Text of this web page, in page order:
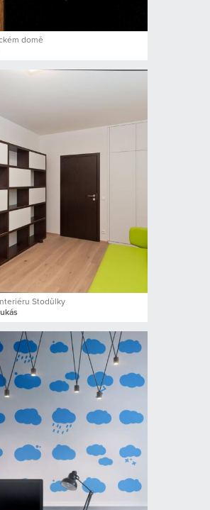
domě
Stodůlky